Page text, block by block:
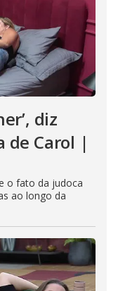
diz
de Carol |
o fato da judoca
ao longo da